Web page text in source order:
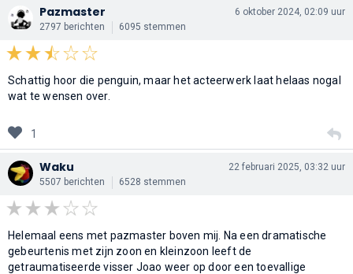
Pazmaster
2797 berichten 6095 stemmen
6 oktober 2024, 02:09 uur
Schattig hoor die penguin, maar het acteerwerk laat helaas nogal
wat te wensen over.
1
Waku
5507 berichten 6528 stemmen
22 februari 2025, 03:32 uur
Helemaal eens met pazmaster boven mij. Na een dramatische
gebeurtenis met zijn zoon en kleinzoon leeft de
getraumatiseerde visser Joao weer op door een toevallige